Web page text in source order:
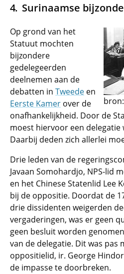
Surinaamse
Op grond van het
Statuut mochten
bijzondere
gedelegeerden
deelnemen aan de
debatten in Tweede en
Eerste Kamer over de
onafhankelijkheid. Door de
moest hiervoor een delegatie
Daarbij deden zich allerlei
Drie leden van de
Javaan Somohardjo, NPS-lid
en het Chinese Statenlid Lee
bij de oppositie. Doordat de
drie dissidenten weigerden
vergaderingen, was er geen
geen besluit worden
van de delegatie. Dit was pas
oppositielid, ir. George
de impasse te doorbreken.